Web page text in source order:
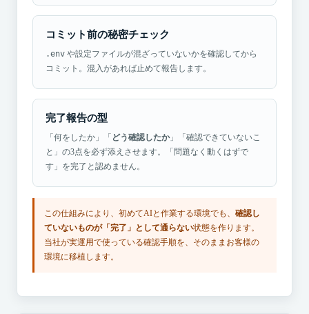
コミット前の秘密チェック
.env や設定ファイルが混ざっていないかを確認してから
コミット。混入があれば止めて報告します。
完了報告の型
「何をしたか」「 どう確認したか」「確認できていないこ
と」の3点を必ず添えさせます。「問題なく動くはずで
す」を完了と認めません。
この仕組みにより、初めてAIと作業する環境でも、 確認し
ていないものが「完了」として通らない状態を作ります。
当社が実運用で使っている確認手順を、そのままお客様の
環境に移植します。